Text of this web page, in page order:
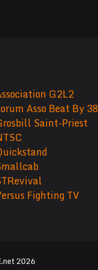
G2L2
Asso Beat By 38
Saint-Priest
Fighting TV
2026